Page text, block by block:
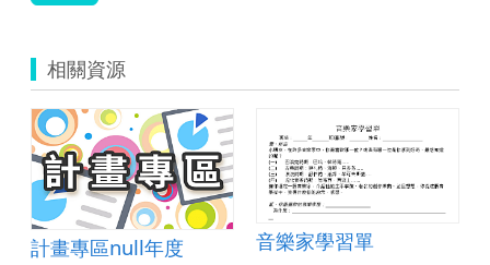
相關資源
計畫專區null年度 音樂家學習單